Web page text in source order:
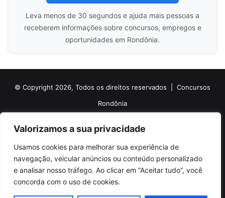
Valorizamos a sua privacidade
Usamos cookies para melhorar sua experiência de
navegação, veicular anúncios ou conteúdo personalizado
e analisar nosso tráfego. Ao clicar em “Aceitar tudo”, você
concorda com o uso de cookies.
Leva menos de 30 segundos e ajuda mais pessoas a
receberem informações sobre concursos, empregos e
oportunidades em Rondônia.
© Copyright 2026, Todos os direitos reservados | Concursos
Rondônia
Sobre o Concursos Rondônia
Siga nossas redes sociais
Web Stories Anuncie
Facebook
X PinterestLinkedinYouTubeInstagramTelegramTikTok